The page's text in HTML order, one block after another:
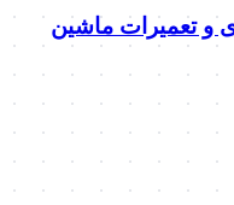
و تعمیرات ماشین